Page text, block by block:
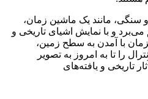
سنگی، مانند یک ماشین زمان،
می‌برد و با نمایش اشیای تاریخی و
با آمدن به سطح زمین،
را تا به امروز به تصویر
تاریخی و یافته‌های